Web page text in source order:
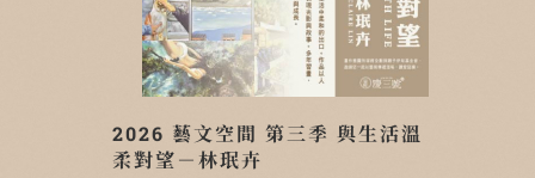
2026 藝文空間 第三季 與生活溫
柔對望－林珉卉